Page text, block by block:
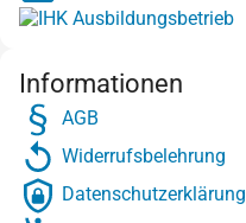
Informationen
AGB
Widerrufsbelehrung
Datenschutzerklärung